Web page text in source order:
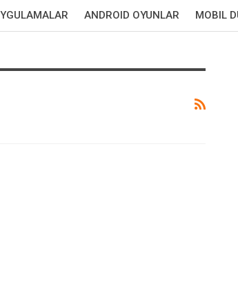
ANDROID OYUNLAR MOBIL